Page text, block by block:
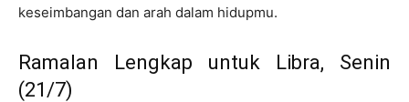
keseimbangan dan arah dalam hidupmu.
Ramalan Lengkap untuk Libra, Senin
(21/7)